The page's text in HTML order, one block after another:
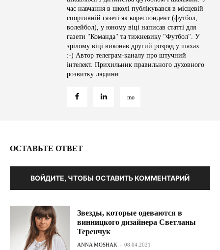
час навчання в школі публікувався в місцевій
спортивній газеті як кореспондент (футбол,
волейбол), у юному віці написав статті для
газети "Команда" та тижневику "Футбол". У
зрілому віці виконав другий розряд у шахах.
:-) Автор телеграм-каналу про штучний
інтелект. Прихильник правильного духовного
розвитку людини.
ОСТАВЬТЕ ОТВЕТ
ВОЙДИТЕ, ЧТОБЫ ОСТАВИТЬ КОММЕНТАРИЙ
Звезды, которые одеваются в
винницкого дизайнера Светланы
Теренчук
ANNA MOSHAK - 08.04.2021